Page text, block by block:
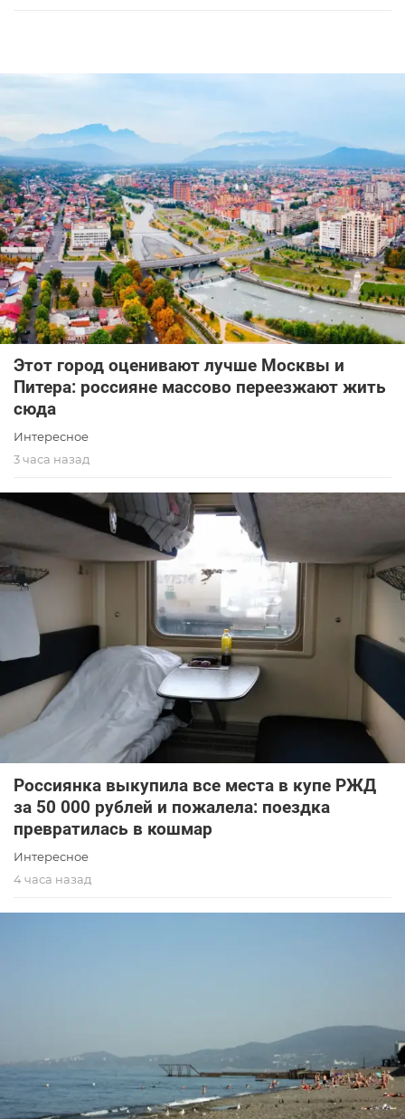
Этот город оценивают лучше Москвы и
Питера: россияне массово переезжают жить
сюда
Интересное
3 часа назад
Россиянка выкупила все места в купе РЖД
за 50 000 рублей и пожалела: поездка
превратилась в кошмар
Интересное
4 часа назад